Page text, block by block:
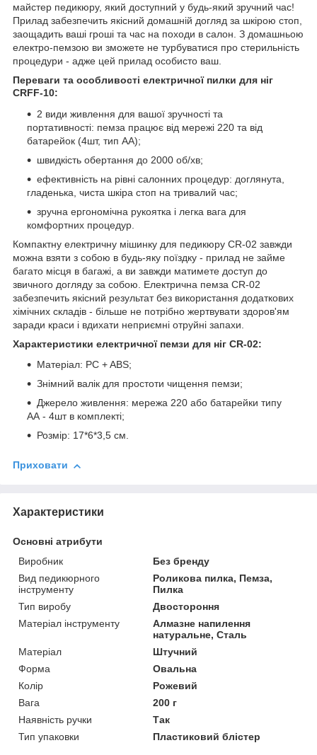
майстер педикюру, який доступний у будь-який зручний час!
Прилад забезпечить якісний домашній догляд за шкірою стоп,
заощадить ваші гроші та час на походи в салон. З домашньою
електро-пемзою ви зможете не турбуватися про стерильність
процедури - адже цей прилад особисто ваш.
Переваги та особливості електричної пилки для ніг
CRFF-10:
2 види живлення для вашої зручності та
портативності: пемза працює від мережі 220 та від
батарейок (4шт, тип АА);
швидкість обертання до 2000 об/хв;
ефективність на рівні салонних процедур: доглянута,
гладенька, чиста шкіра стоп на тривалий час;
зручна ергономічна рукоятка і легка вага для
комфортних процедур.
Компактну електричну мішинку для педикюру CR-02 завжди
можна взяти з собою в будь-яку поїздку - прилад не займе
багато місця в багажі, а ви завжди матимете доступ до
звичного догляду за собою. Електрична пемза CR-02
забезпечить якісний результат без використання додаткових
хімічних складів - більше не потрібно жертвувати здоров'ям
заради краси і вдихати неприємні отруйні запахи.
Характеристики електричної пемзи для ніг CR-02:
Матеріал: PC + ABS;
Знімний валік для простоти чищення пемзи;
Джерело живлення: мережа 220 або батарейки типу
АА - 4шт в комплекті;
Розмір: 17*6*3,5 см.
Приховати
Характеристики
Основні атрибути
Виробник
Без бренду
Вид педикюрного
інструменту
Роликова пилка, Пемза,
Пилка
Тип виробу
Двостороння
Матеріал інструменту
Алмазне напилення
натуральне, Сталь
Матеріал
Штучний
Форма
Овальна
Колір
Рожевий
Вага
200 г
Наявність ручки
Так
Тип упаковки
Пластиковий блістер